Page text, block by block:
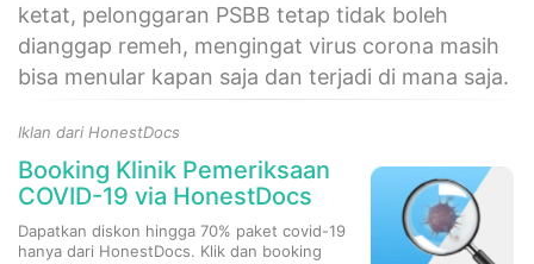
ketat, pelonggaran PSBB tetap tidak boleh
dianggap remeh, mengingat virus corona masih
bisa menular kapan saja dan terjadi di mana saja.
Iklan dari HonestDocs
Booking Klinik Pemeriksaan
COVID-19 via HonestDocs
Dapatkan diskon hingga 70% paket covid-19
hanya dari HonestDocs. Klik dan booking